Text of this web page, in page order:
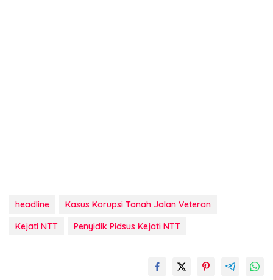
headline
Kasus Korupsi Tanah Jalan Veteran
Kejati NTT
Penyidik Pidsus Kejati NTT